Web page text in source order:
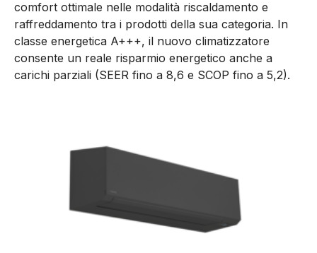
comfort ottimale nelle modalità riscaldamento e
raffreddamento tra i prodotti della sua categoria. In
classe energetica A+++, il nuovo climatizzatore
consente un reale risparmio energetico anche a
carichi parziali (SEER fino a 8,6 e SCOP fino a 5,2).